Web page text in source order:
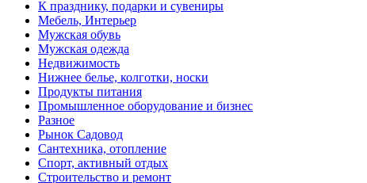
К празднику, подарки и сувениры
Мебель, Интерьер
Мужская обувь
Мужская одежда
Недвижимость
Нижнее белье, колготки, носки
Продукты питания
Промышленное оборудование и бизнес
Разное
Рынок Садовод
Сантехника, отопление
Спорт, активный отдых
Строительство и ремонт